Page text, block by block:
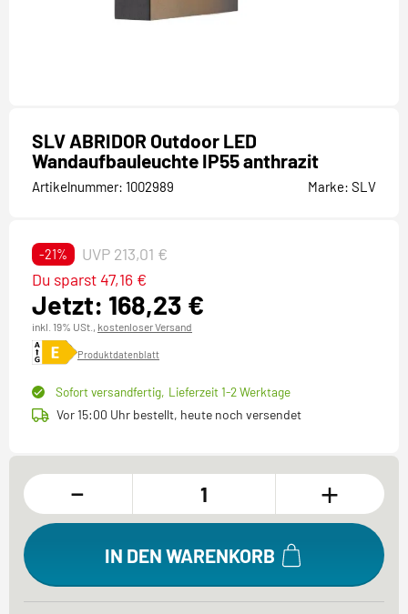
SLV ABRIDOR Outdoor LED
Wandaufbauleuchte IP55 anthrazit
Artikelnummer: 1002989 Marke: SLV
-21% UVP 213,01 €
Jetzt: 168,23 €
Du sparst 47,16 €
inkl. 19% USt., kostenloser Versand
Produktdatenblatt
Sofort versandfertig, Lieferzeit 1-2 Werktage
Vor 15:00 Uhr bestellt, heute noch versendet
- +
IN DEN WARENKORB